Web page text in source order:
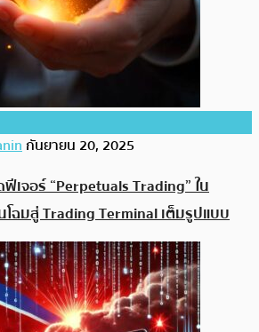
กันยายน 20, 2025
เจอร์ “Perpetuals Trading” ใน
โฉมสู่ Trading Terminal เต็มรูปแบบ